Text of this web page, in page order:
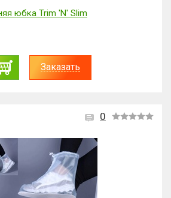
юбка Trim 'N' Slim
Заказать
0